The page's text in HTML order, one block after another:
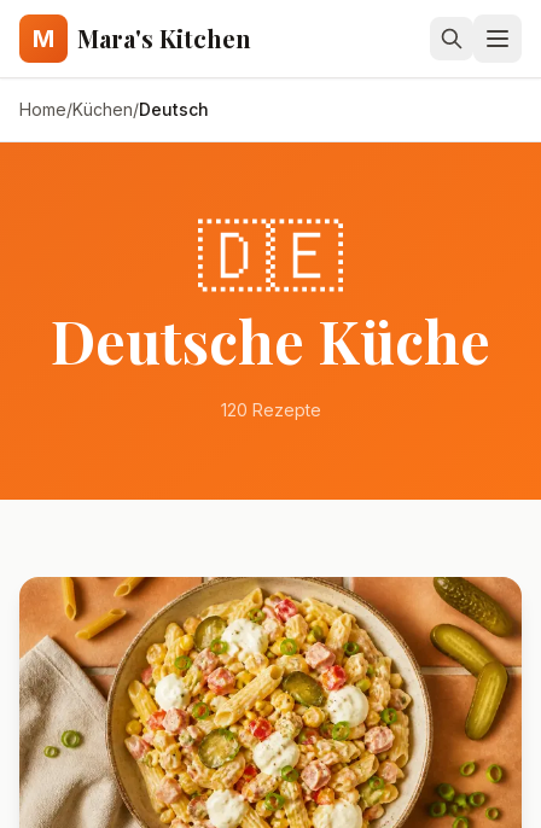
M Mara's Kitchen
Home/Küchen/Deutsch
🇩🇪
Deutsche Küche
120 Rezepte